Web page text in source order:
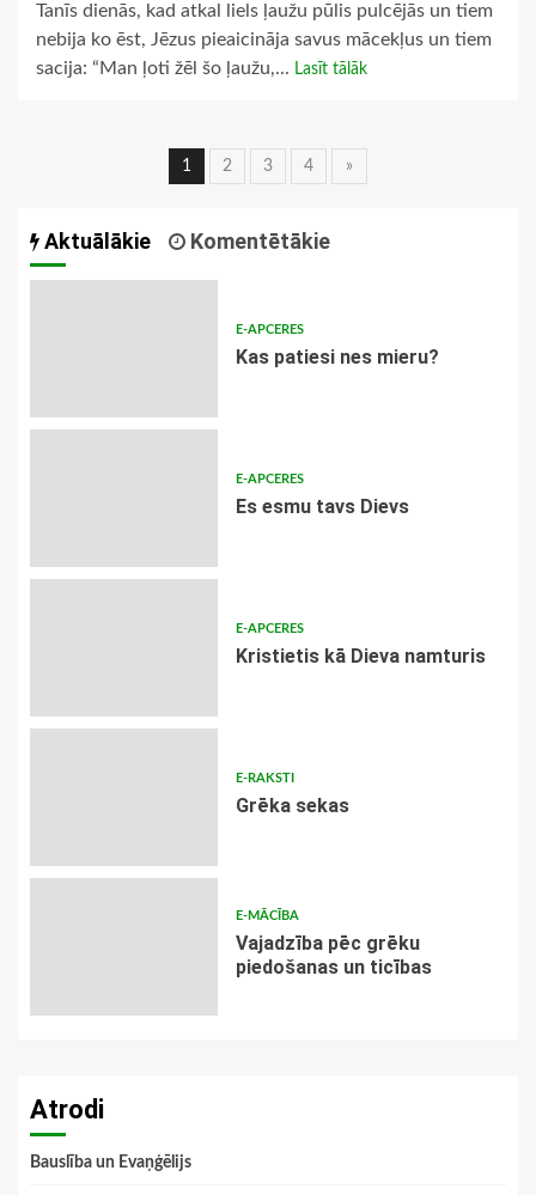
Tanīs dienās, kad atkal liels ļaužu pūlis pulcējās un tiem
nebija ko ēst, Jēzus pieaicināja savus mācekļus un tiem
sacija: “Man ļoti žēl šo ļaužu,... Lasīt tālāk
Ziņu
1 2 3 4 »
Aktuālākie Komentētākie
E-APCERES
​Kas patiesi nes mieru?
E-APCERES
Es esmu tavs Dievs
E-APCERES
Kristietis kā Dieva namturis
E-RAKSTI
Grēka sekas
E-MĀCĪBA
Vajadzība pēc grēku
piedošanas un ticības
Atrodi
Bauslība un Evaņģēlijs